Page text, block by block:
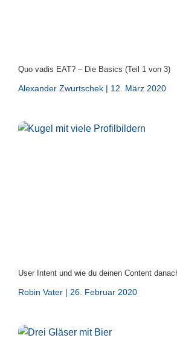
Quo vadis EAT? – Die Basics (Teil 1 von 3)
Alexander Zwurtschek 12. März 2020
User Intent und wie du deinen Content
Robin Vater 26. Februar 2020